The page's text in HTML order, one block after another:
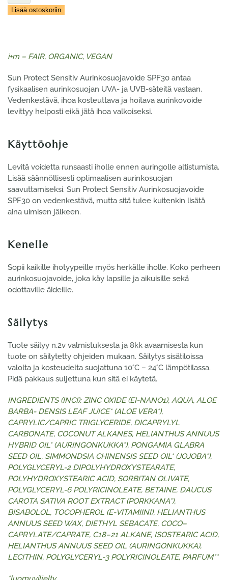
Protect
Sensitiv
määrä
Lisää ostoskoriin
i+m – FAIR, ORGANIC, VEGAN
Sun Protect Sensitiv Aurinkosuojavoide SPF30 antaa
fysikaalisen aurinkosuojan UVA- ja UVB-säteitä vastaan.
Vedenkestävä, ihoa kosteuttava ja hoitava aurinkovoide
levittyy helposti eikä jätä ihoa valkoiseksi.
Käyttöohje
Levitä voidetta runsaasti iholle ennen auringolle altistumista.
Lisää säännöllisesti optimaalisen aurinkosuojan
saavuttamiseksi. Sun Protect Sensitiv Aurinkosuojavoide
SPF30 on vedenkestävä, mutta sitä tulee kuitenkin lisätä
aina uimisen jälkeen.
Kenelle
Sopii kaikille ihotyypeille myös herkälle iholle. Koko perheen
aurinkosuojavoide, joka käy lapsille ja aikuisille sekä
odottaville äideille.
Säilytys
Tuote säilyy n.2v valmistuksesta ja 8kk avaamisesta kun
tuote on säilytetty ohjeiden mukaan. Säilytys sisätiloissa
valolta ja kosteudelta suojattuna 10°C – 24°C lämpötilassa.
Pidä pakkaus suljettuna kun sitä ei käytetä.
INGREDIENTS (INCI): ZINC OXIDE (EI-NANO1), AQUA, ALOE
BARBA- DENSIS LEAF JUICE* (ALOE VERA*),
CAPRYLIC/CAPRIC TRIGLYCERIDE, DICAPRYLYL
CARBONATE, COCONUT ALKANES, HELIANTHUS ANNUUS
HYBRID OIL* (AURINGONKUKKA*), PONGAMIA GLABRA
SEED OIL, SIMMONDSIA CHINENSIS SEED OIL* (JOJOBA*),
POLYGLYCERYL-2 DIPOLYHYDROXYSTEARATE,
POLYHYDROXYSTEARIC ACID, SORBITAN OLIVATE,
POLYGLYCERYL-6 POLYRICINOLEATE, BETAINE, DAUCUS
CAROTA SATIVA ROOT EXTRACT (PORKKANA*),
BISABOLOL, TOCOPHEROL (E-VITAMIINI), HELIANTHUS
ANNUUS SEED WAX, DIETHYL SEBACATE, COCO–
CAPRYLATE/CAPRATE, C18–21 ALKANE, ISOSTEARIC ACID,
HELIANTHUS ANNUUS SEED OIL (AURINGONKUKKA),
LECITHIN, POLYGLYCERYL-3 POLYRICINOLEATE, PARFUM**